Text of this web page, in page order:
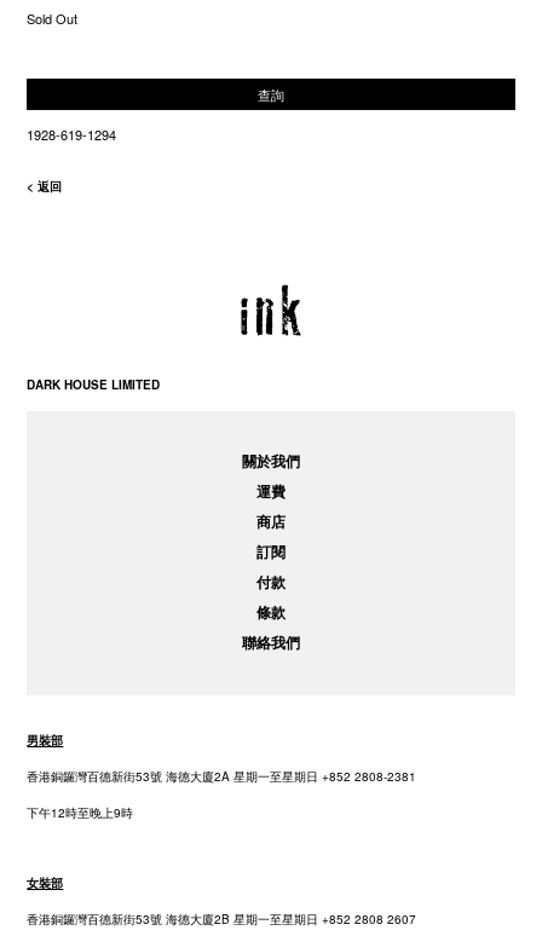
Sold Out
查詢
1928-619-1294
< 返回
DARK HOUSE LIMITED
關於我們
運費
商店
訂閱
付款
條款
聯絡我們
男裝部
香港銅鑼灣百德新街53號 海德大廈2A 星期一至星期日 +852 2808-2381
下午12時至晚上9時
女裝部
香港銅鑼灣百德新街53號 海德大廈2B 星期一至星期日 +852 2808 2607